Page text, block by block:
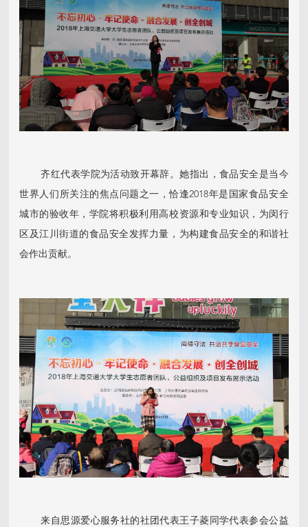
齐红代表学院为活动致开幕辞。她指出，食品安全是当今
世界人们所关注的焦点问题之一，恰逢2018年是国家食品安全
城市的验收年，学院将积极利用高校资源和专业知识，为闵行
区及江川街道的食品安全发挥力量，为构建食品安全的和谐社
会作出贡献。
来自思源爱心服务社的社团代表王子菱同学代表参会公益